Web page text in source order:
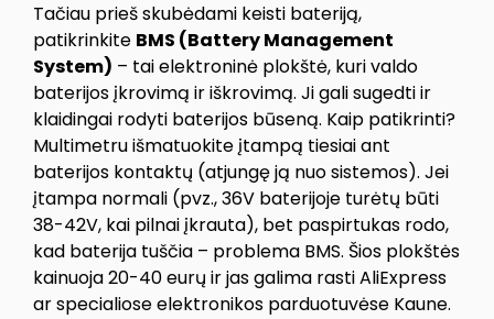
Tačiau prieš skubėdami keisti bateriją,
patikrinkite BMS (Battery Management
System) – tai elektroninė plokštė, kuri valdo
baterijos įkrovimą ir iškrovimą. Ji gali sugedti ir
klaidingai rodyti baterijos būseną. Kaip patikrinti?
Multimetru išmatuokite įtampą tiesiai ant
baterijos kontaktų (atjungę ją nuo sistemos). Jei
įtampa normali (pvz., 36V baterijoje turėtų būti
38-42V, kai pilnai įkrauta), bet paspirtukas rodo,
kad baterija tuščia – problema BMS. Šios plokštės
kainuoja 20-40 eurų ir jas galima rasti AliExpress
ar specialiose elektronikos parduotuvėse Kaune.